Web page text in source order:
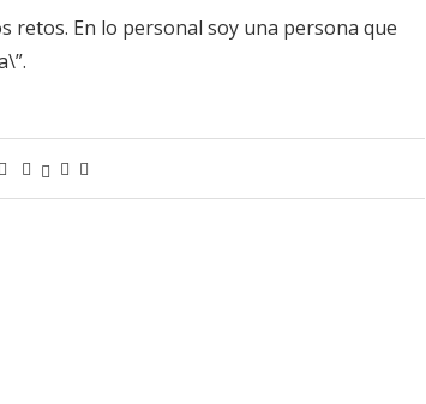
retos. En lo personal soy una persona que